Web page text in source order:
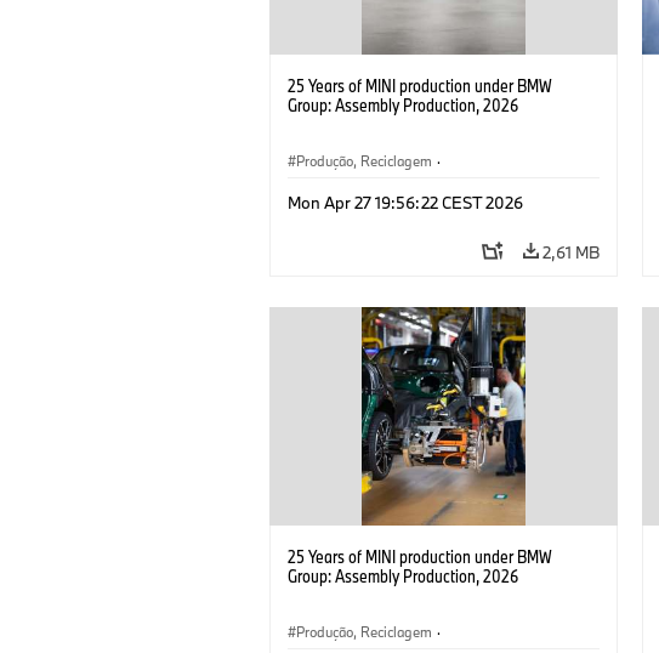
25 Years of MINI production under BMW
Group: Assembly Production, 2026
Produção, Reciclagem ·
Mon Apr 27 19:56:22 CEST 2026
2,61 MB
25 Years of MINI production under BMW
Group: Assembly Production, 2026
Produção, Reciclagem ·